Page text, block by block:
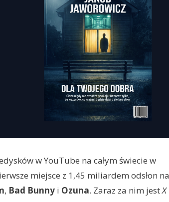
w YouTube na całym świecie w
miejsce z 1,45 miliardem odsłon na
, Bad Bunnyi Ozuna. Zaraz za nim jestX